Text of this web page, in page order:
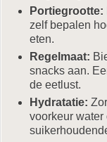
Portiegrootte:
zelf bepalen
eten.
Regelmaat:
snacks aan.
de eetlust.
Hydratatie:
voorkeur water